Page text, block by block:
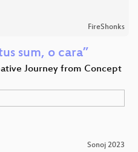
FireShonks
sum, o cara”
Journey from Concept
Sonoj 2023